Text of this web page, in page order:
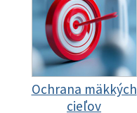
Ochrana mäkkých
cieľov